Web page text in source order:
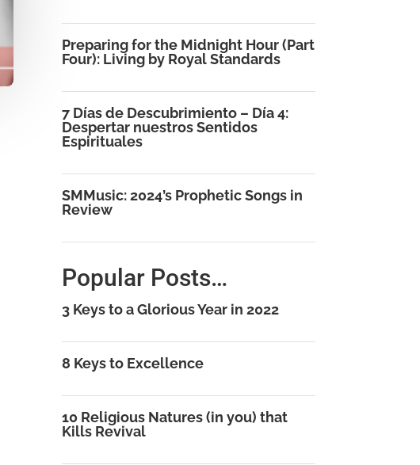
Preparing for the Midnight Hour (Part
Four): Living by Royal Standards
7 Días de Descubrimiento – Día 4:
Despertar nuestros Sentidos
Espirituales
SMMusic: 2024’s Prophetic Songs in
Review
Popular Posts…
3 Keys to a Glorious Year in 2022
8 Keys to Excellence
10 Religious Natures (in you) that
Kills Revival